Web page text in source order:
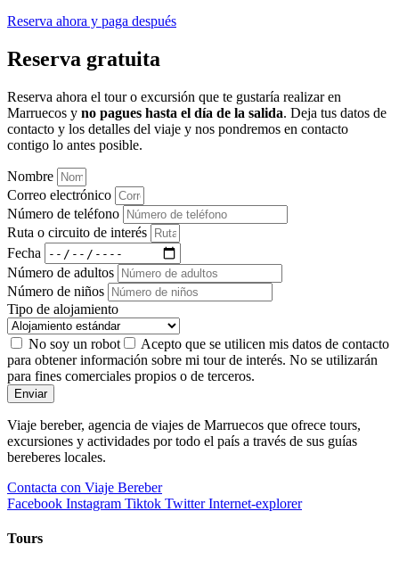
Reserva ahora y paga después
Reserva gratuita
Reserva ahora el tour o excursión que te gustaría realizar en
Marruecos y no pagues hasta el día de la salida. Deja tus datos de
contacto y los detalles del viaje y nos pondremos en contacto
contigo lo antes posible.
Nombre
Correo electrónico
Número de teléfono
Ruta o circuito de interés
Fecha
Número de adultos
Número de niños
Tipo de alojamiento
No soy un robot
Acepto que se utilicen mis datos de contacto
para obtener información sobre mi tour de interés. No se utilizarán
para fines comerciales propios o de terceros.
Enviar
Viaje bereber, agencia de viajes de Marruecos que ofrece tours,
excursiones y actividades por todo el país a través de sus guías
bereberes locales.
Contacta con Viaje Bereber
Facebook Instagram Tiktok Twitter Internet-explorer
Tours